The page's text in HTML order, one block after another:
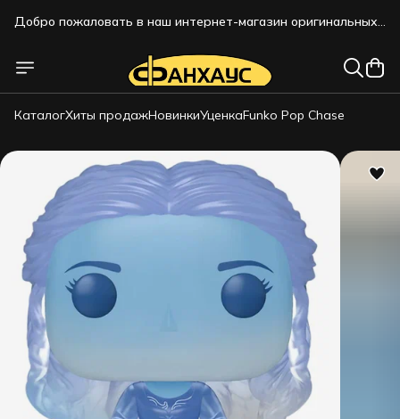
Добро пожаловать в наш интернет-магазин оригинальных
КаталогХиты продажНовинкиУценкаFunko Pop Chase